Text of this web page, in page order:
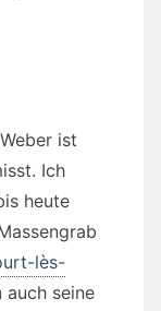
ist
Ich
heute
lès-
seine